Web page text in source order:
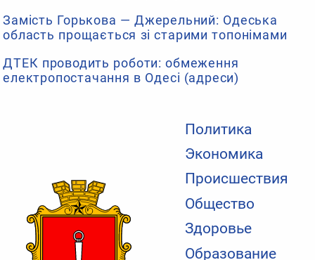
Политика
Экономика
Происшествия
Общество
Здоровье
Образование
Замість Горькова — Джерельний: Одеська
область прощається зі старими топонімами
ДТЕК проводить роботи: обмеження
електропостачання в Одесі (адреси)